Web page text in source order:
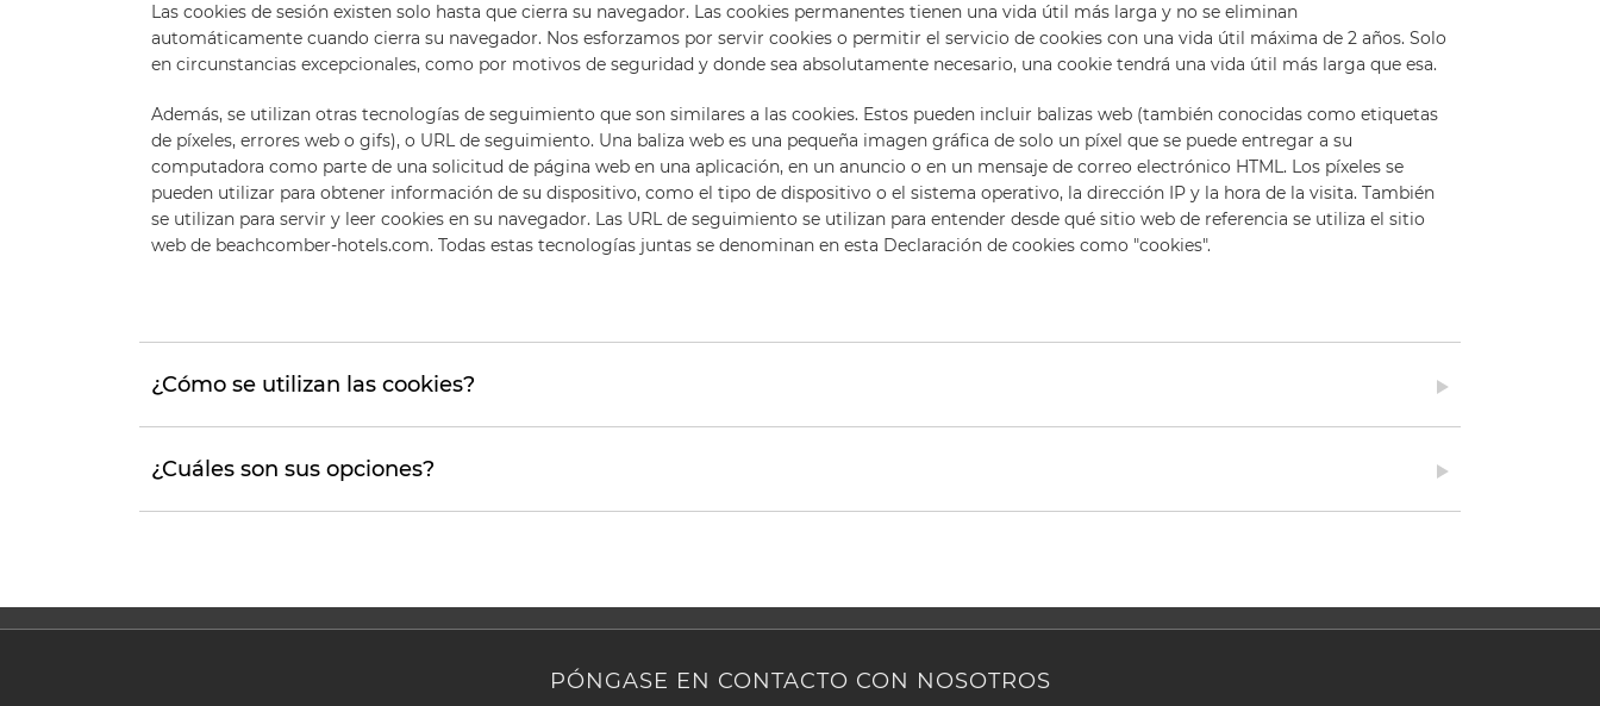
Las cookies de sesión existen solo hasta que cierra su navegador. Las cookies permanentes tienen una vida útil más larga y no se eliminan
automáticamente cuando cierra su navegador. Nos esforzamos por servir cookies o permitir el servicio de cookies con una vida útil máxima de 2 años. Solo
en circunstancias excepcionales, como por motivos de seguridad y donde sea absolutamente necesario, una cookie tendrá una vida útil más larga que esa.
Además, se utilizan otras tecnologías de seguimiento que son similares a las cookies. Estos pueden incluir balizas web (también conocidas como etiquetas
de píxeles, errores web o gifs), o URL de seguimiento. Una baliza web es una pequeña imagen gráfica de solo un píxel que se puede entregar a su
computadora como parte de una solicitud de página web en una aplicación, en un anuncio o en un mensaje de correo electrónico HTML. Los píxeles se
pueden utilizar para obtener información de su dispositivo, como el tipo de dispositivo o el sistema operativo, la dirección IP y la hora de la visita. También
se utilizan para servir y leer cookies en su navegador. Las URL de seguimiento se utilizan para entender desde qué sitio web de referencia se utiliza el sitio
web de beachcomber-hotels.com. Todas estas tecnologías juntas se denominan en esta Declaración de cookies como "cookies".
¿Cómo se utilizan las cookies?
¿Cuáles son sus opciones?
PÓNGASE EN CONTACTO CON NOSOTROS